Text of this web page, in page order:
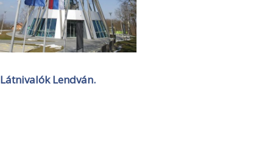
Látnivalók Lendván.